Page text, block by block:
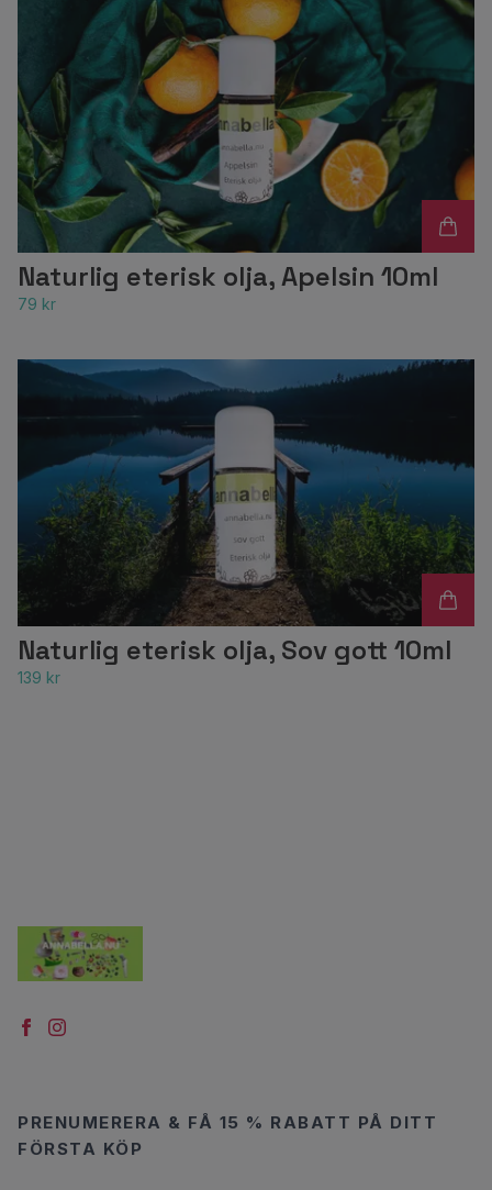
Naturlig eterisk olja, Apelsin 10ml
79 kr
Naturlig eterisk olja, Sov gott 10ml
139 kr
PRENUMERERA & FÅ 15 % RABATT PÅ DITT
FÖRSTA KÖP